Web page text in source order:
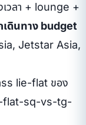
เวลา + lounge +
ดินทาง budget
Jetstar Asia,
lie-flat ของ
flat-sq-vs-tg-